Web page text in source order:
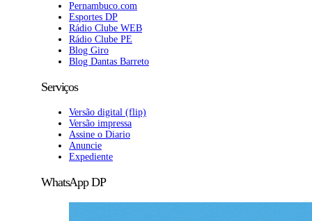
Pernambuco.com
Esportes DP
Rádio Clube WEB
Rádio Clube PE
Blog Giro
Blog Dantas Barreto
Serviços
Versão digital (flip)
Versão impressa
Assine o Diario
Anuncie
Expediente
WhatsApp DP